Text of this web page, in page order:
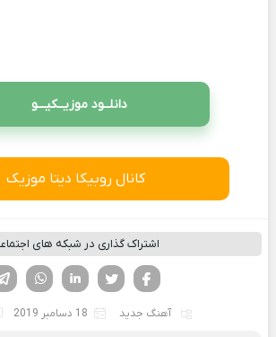
دانلــود موزیــکیـــو
کانال روبیکا دیتا موزیک
اشتراک گذاری در شبکه های
تویتر
فیسوک
آهنگ جدید 18 دسامبر 2019